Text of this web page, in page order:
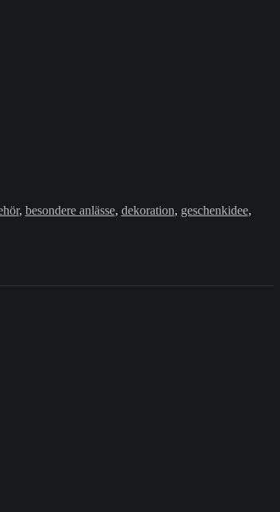
, besondere anlässe, dekoration, geschenkidee,